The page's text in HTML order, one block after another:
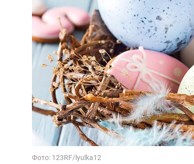
Фото: 123RF/lyulka12